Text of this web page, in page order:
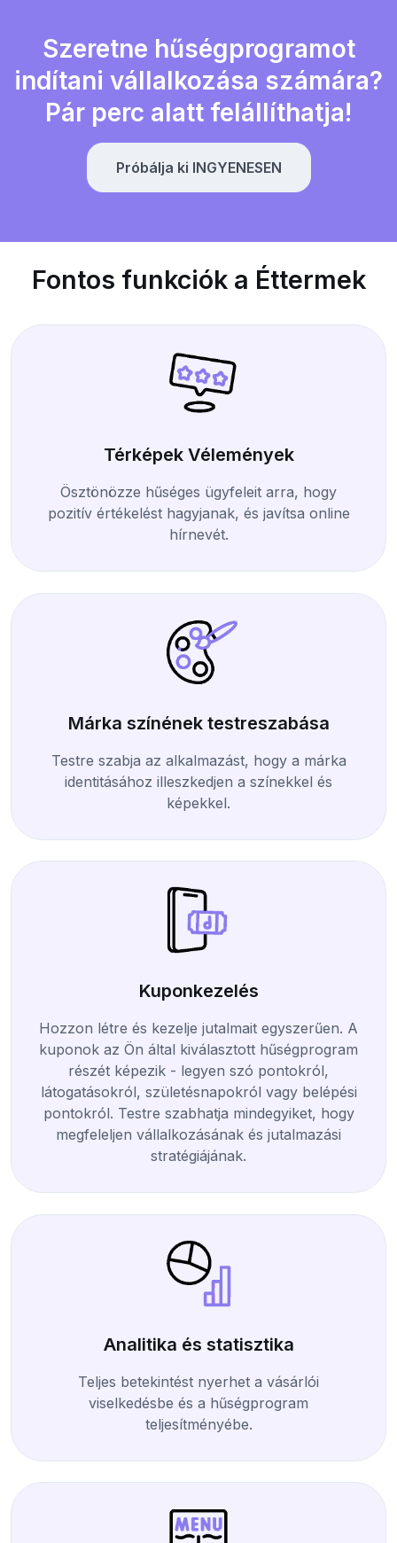
Szeretne hűségprogramot
indítani vállalkozása számára?
Pár perc alatt felállíthatja!
Próbálja ki INGYENESEN
Fontos funkciók a Éttermek
Térképek Vélemények
Ösztönözze hűséges ügyfeleit arra, hogy
pozitív értékelést hagyjanak, és javítsa online
hírnevét.
Márka színének testreszabása
Testre szabja az alkalmazást, hogy a márka
identitásához illeszkedjen a színekkel és
képekkel.
Kuponkezelés
Hozzon létre és kezelje jutalmait egyszerűen. A
kuponok az Ön által kiválasztott hűségprogram
részét képezik - legyen szó pontokról,
látogatásokról, születésnapokról vagy belépési
pontokról. Testre szabhatja mindegyiket, hogy
megfeleljen vállalkozásának és jutalmazási
stratégiájának.
Analitika és statisztika
Teljes betekintést nyerhet a vásárlói
viselkedésbe és a hűségprogram
teljesítményébe.